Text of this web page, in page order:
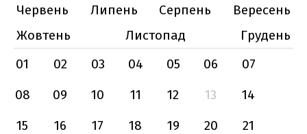
Червень
Липень Серпень
Вересень
Жовтень
Листопад
Грудень
01
02 03 04 05 06
07
08
09 10 11 12 13
14
15
16 17 18 19 20
21